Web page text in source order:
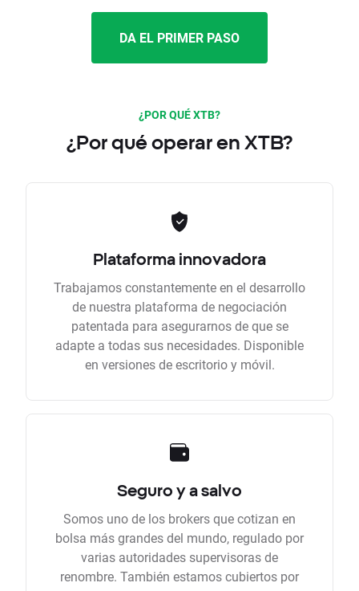
DA EL PRIMER PASO
¿POR QUÉ XTB?
¿Por qué operar en XTB?
Plataforma innovadora
Trabajamos constantemente en el desarrollo
de nuestra plataforma de negociación
patentada para asegurarnos de que se
adapte a todas sus necesidades. Disponible
en versiones de escritorio y móvil.
Seguro y a salvo
Somos uno de los brokers que cotizan en
bolsa más grandes del mundo, regulado por
varias autoridades supervisoras de
renombre. También estamos cubiertos por